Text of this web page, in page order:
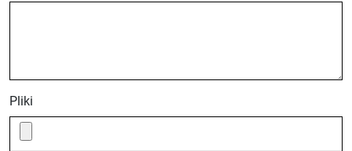
Pliki